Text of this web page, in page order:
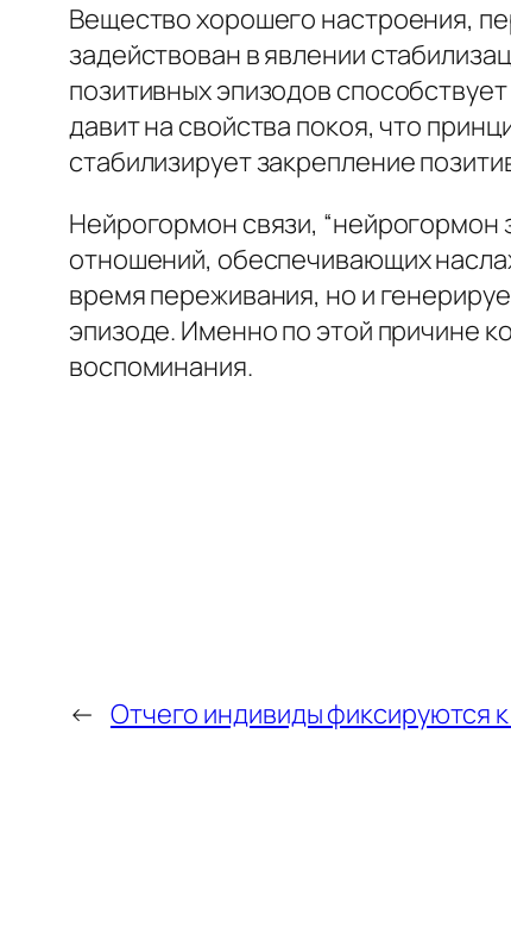
Вещество хорошего настроения,
задействован в явлении
позитивных эпизодов
давит на свойства покоя, что
стабилизирует закрепление
Нейрогормон связи, “нейрогормон
отношений, обеспечивающих
время переживания, но и
эпизоде. Именно по этой причине
воспоминания.
← Отчего индивиды фиксируются